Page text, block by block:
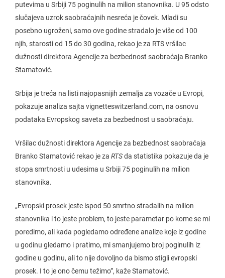
putevima u Srbiji 75 poginulih na milion stanovnika. U 95 odsto
slučajeva uzrok saobraćajnih nesreća je čovek. Mladi su
posebno ugroženi, samo ove godine stradalo je više od 100
njih, starosti od 15 do 30 godina, rekao je za RTS vršilac
dužnosti direktora Agencije za bezbednost saobraćaja Branko
Stamatović.
Srbija je treća na listi najopasnijih zemalja za vozače u Evropi,
pokazuje analiza sajta vignetteswitzerland.com, na osnovu
podataka Evropskog saveta za bezbednost u saobraćaju.
Vršilac dužnosti direktora Agencije za bezbednost saobraćaja
Branko Stamatović rekao je za RTSda statistika pokazuje da je
stopa smrtnosti u udesima u Srbiji 75 poginulih na milion
stanovnika.
„Evropski prosek jeste ispod 50 smrtno stradalih na milion
stanovnika i to jeste problem, to jeste parametar po kome se mi
poredimo, ali kada pogledamo određene analize koje iz godine
u godinu gledamo i pratimo, mi smanjujemo broj poginulih iz
godine u godinu, ali to nije dovoljno da bismo stigli evropski
prosek. I to je ono čemu težimo”, kaže Stamatović.